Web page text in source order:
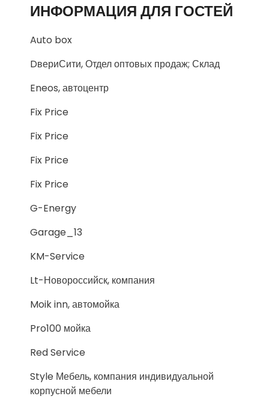
ИНФОРМАЦИЯ ДЛЯ ГОСТЕЙ
Auto box
DвериСити, Отдел оптовых продаж; Склад
Eneos, автоцентр
Fix Price
Fix Price
Fix Price
Fix Price
G-Energy
Garage_13
KM-Service
Lt-Новороссийск, компания
Moik inn, автомойка
Pro100 мойка
Red Service
Style Мебель, компания индивидуальной
корпусной мебели